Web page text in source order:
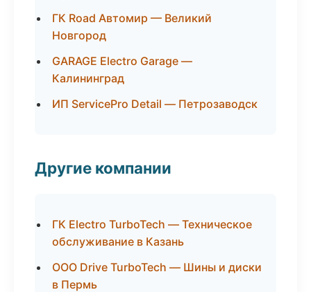
ГК Road Автомир — Великий
Новгород
GARAGE Electro Garage —
Калининград
ИП ServicePro Detail — Петрозаводск
Другие компании
ГК Electro TurboTech — Техническое
обслуживание в Казань
ООО Drive TurboTech — Шины и диски
в Пермь